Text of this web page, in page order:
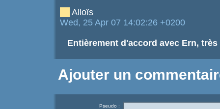
Alloïs
Wed, 25 Apr 07 14:02:26 +0200
Entièrement d'accord avec Ern,
Thu, 26 Apr 07 10:35:45 +0200
Allo! C'est plus magnifique! Bon
Ajouter un
Pseudo :